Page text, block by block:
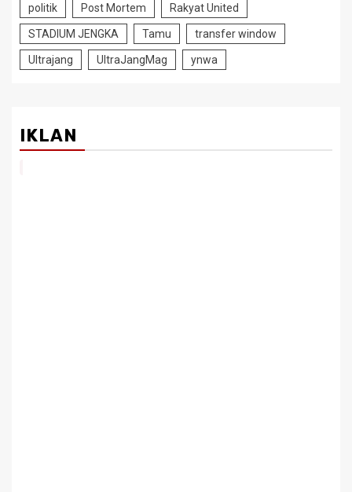
politik Post Mortem Rakyat United
STADIUM JENGKA Tamu transfer window
Ultrajang UltraJangMag ynwa
IKLAN